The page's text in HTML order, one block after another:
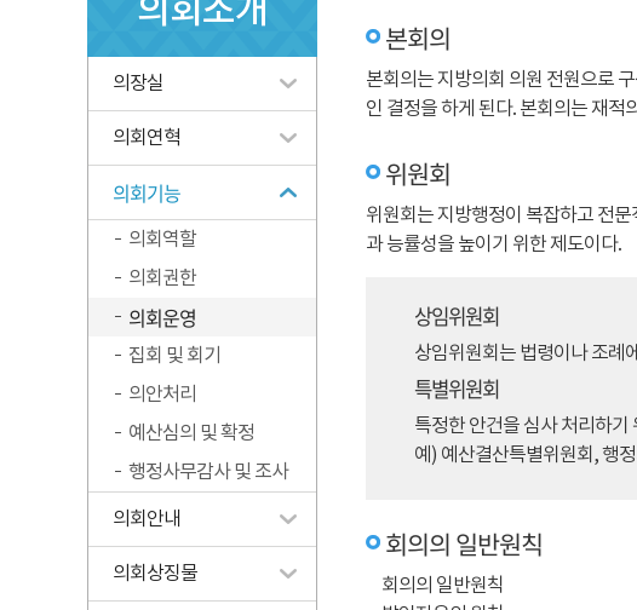
의회소개
의장실
의회연혁
의회기능
의회역할
의회권한
의회운영
집회 및 회기
의안처리
예산심의 및 확정
행정사무감사 및 조사
의회안내
의회상징물
본회의
본회의는 지방의회 의원 전원으로
인 결정을 하게 된다. 본회의는 재
위원회
위원회는 지방행정이 복잡하고 전
과 능률성을 높이기 위한 제도이다.
상임위원회
상임위원회는 법령이나 조례
특별위원회
특정한 안건을 심사 처리하
예) 예산결산특별위원회, 행
회의의 일반원칙
회의의 일반원칙